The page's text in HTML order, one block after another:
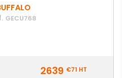
GECU768
2639 €71 HT